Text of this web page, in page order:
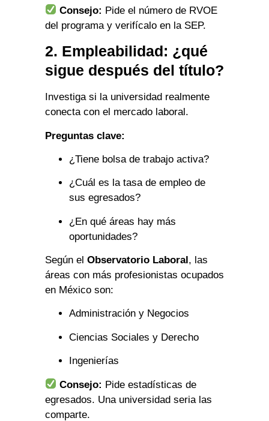
Consejo: Pide el número de RVOE
del programa y verifícalo en la SEP.
2. Empleabilidad: ¿qué
sigue después del título?
Investiga si la universidad realmente
conecta con el mercado laboral.
Preguntas clave:
¿Tiene bolsa de trabajo activa?
¿Cuál es la tasa de empleo de
sus egresados?
¿En qué áreas hay más
oportunidades?
Según el Observatorio Laboral, las
áreas con más profesionistas ocupados
en México son:
Administración y Negocios
Ciencias Sociales y Derecho
Ingenierías
Consejo: Pide estadísticas de
egresados. Una universidad seria las
comparte.